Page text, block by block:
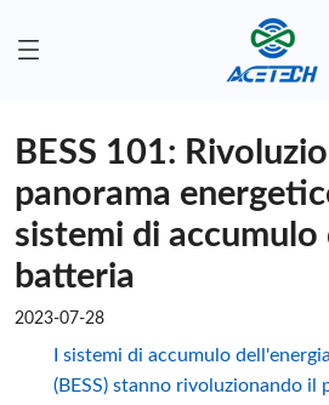
BESS 101:
panorama
sistemi di accumulo
batteria
2023-07-28
I sistemi di accumulo
(BESS) stanno rivoluzionando il